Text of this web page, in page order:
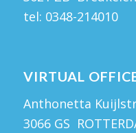
tel: 0348-214010
VIRTUAL
Anthonetta
3066 GS